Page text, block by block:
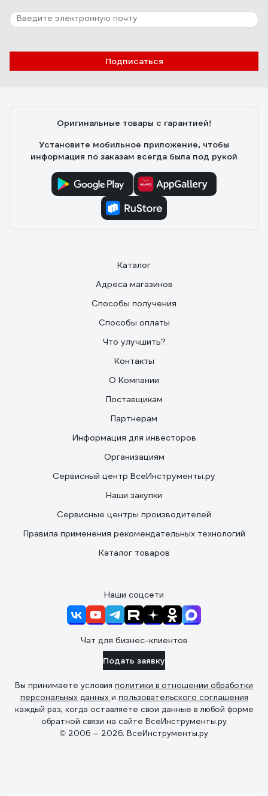
Подписаться
Оригинальные товары с гарантией!
Установите мобильное приложение, чтобы
информация по заказам всегда была под рукой
Каталог
Адреса магазинов
Способы получения
Способы оплаты
Что улучшить?
Контакты
О Компании
Поставщикам
Партнерам
Информация для инвесторов
Организациям
Сервисный центр ВсеИнструменты.ру
Наши закупки
Сервисные центры производителей
Правила применения рекомендательных технологий
Каталог товаров
Наши соцсети
Чат для бизнес-клиентов
Подать заявку
Вы принимаете условия политики в отношении обработки
персональных данных и пользовательского соглашения
каждый раз, когда оставляете свои данные в любой форме
обратной связи на сайте ВсеИнструменты.ру
© 2006 — 2026. ВсеИнструменты.ру